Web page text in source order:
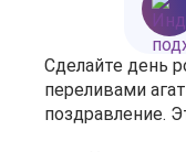
Сделайте день
переливами
поздравление.